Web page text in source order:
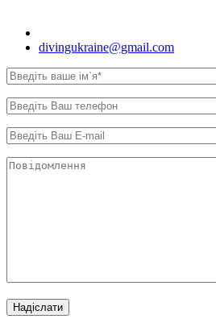
divingukraine@gmail.com